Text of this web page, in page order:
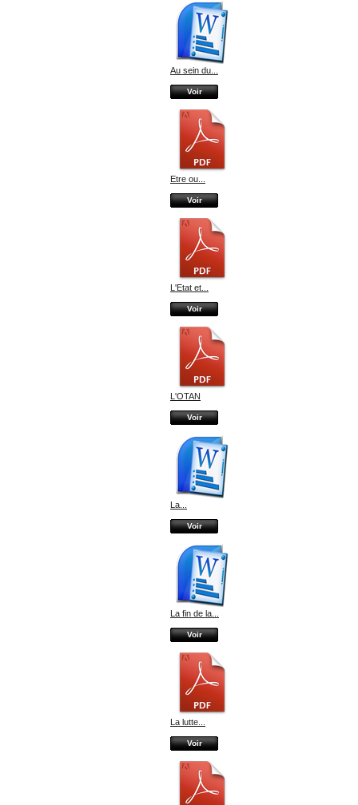
Au sein du...
Voir
Etre ou...
Voir
L'Etat et...
Voir
L'OTAN
Voir
La...
Voir
La fin de la...
Voir
La lutte...
Voir